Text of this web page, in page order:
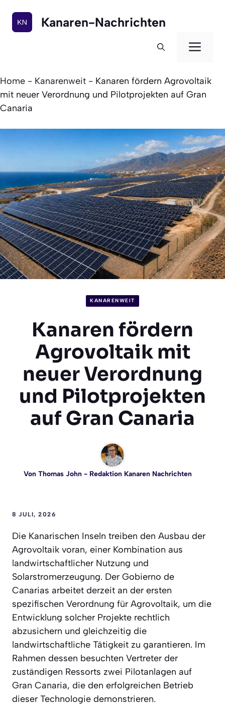
Inhalt
springen
Kanaren-Nachrichten
Home - Kanarenweit - Kanaren fördern Agrovoltaik
mit neuer Verordnung und Pilotprojekten auf Gran
Canaria
KANARENWEIT
Kanaren fördern
Agrovoltaik mit
neuer Verordnung
und Pilotprojekten
auf Gran Canaria
Von Thomas John- Redaktion Kanaren Nachrichten
8 JULI, 2026
Die Kanarischen Inseln treiben den Ausbau der
Agrovoltaik voran, einer Kombination aus
landwirtschaftlicher Nutzung und
Solarstromerzeugung. Der Gobierno de
Canarias arbeitet derzeit an der ersten
spezifischen Verordnung für Agrovoltaik, um die
Entwicklung solcher Projekte rechtlich
abzusichern und gleichzeitig die
landwirtschaftliche Tätigkeit zu garantieren. Im
Rahmen dessen besuchten Vertreter der
zuständigen Ressorts zwei Pilotanlagen auf
Gran Canaria, die den erfolgreichen Betrieb
dieser Technologie demonstrieren.